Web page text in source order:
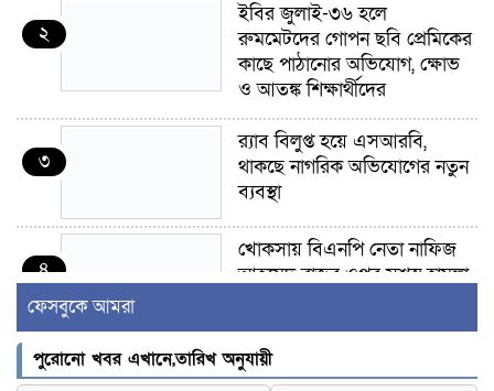
২
ইবির জুলাই-৩৬ হলে
রুমমেটদের গোপন ছবি প্রেমিকের
কাছে পাঠানোর অভিযোগ, ক্ষোভ
ও আতঙ্ক শিক্ষার্থীদের
৩
র‍্যাব বিলুপ্ত হয়ে এসআরবি,
থাকছে নাগরিক অভিযোগের নতুন
ব্যবস্থা
৪
খোকসায় বিএনপি নেতা নাফিজ
আহমেদ রাজুর ওপর সশস্ত্র হামলা,
৫
সাঈদীর ছবিতে জুতা
নিক্ষেপকারীরা ‘জারজ সন্তান’:
ফেসবুকে আমরা
পুরোনো খবর এখানে,তারিখ অনুযায়ী